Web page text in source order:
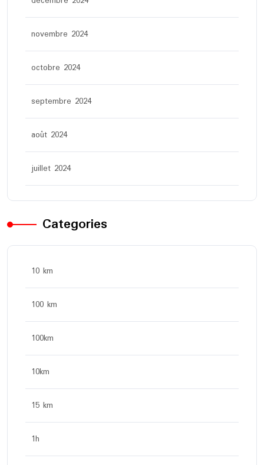
novembre 2024
octobre 2024
septembre 2024
août 2024
juillet 2024
Categories
10 km
100 km
100km
10km
15 km
1h